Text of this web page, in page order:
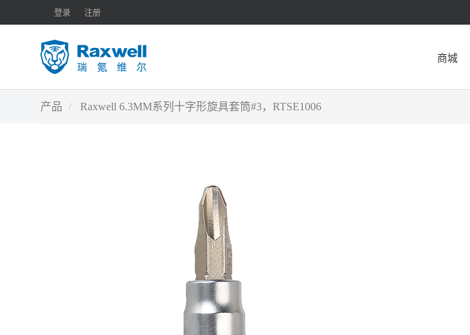
登录 注册
商城
产品 Raxwell 6.3MM系列十字形旋具套筒#3，RTSE1006